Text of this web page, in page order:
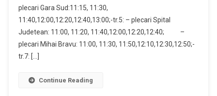
plecari Gara Sud:11:15, 11:30,
11:40,12:00,12:20,12:40,13:00;-tr.5: – plecari Spital
Judetean: 11:00, 11:20, 11:40,12:00,12:20,12:40; –
plecari Mihai Bravu: 11:00, 11:30, 11:50,12:10,12:30,12:50;-
tr.7: […]
Continue Reading